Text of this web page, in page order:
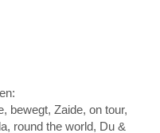
bewegt, Zaide, on tour,
round the world, Du &